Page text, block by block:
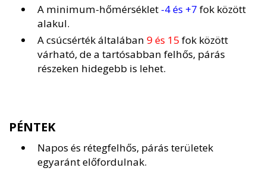
A minimum-hőmérséklet -4 és +7 fok között
alakul.
A csúcsérték általában 9 és 15 fok között
várható, de a tartósabban felhős, párás
részeken hidegebb is lehet.
PÉNTEK
Napos és rétegfelhős, párás területek
egyaránt előfordulnak.